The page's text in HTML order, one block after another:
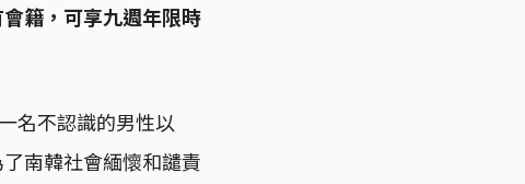
籍，可享九週年限時
名不認識的男性以
南韓社會緬懷和譴責